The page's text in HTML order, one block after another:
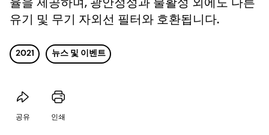
유기 및 무기 자외선 필터와 호환됩니다.
2021 뉴스 및 이벤트
공유 인쇄